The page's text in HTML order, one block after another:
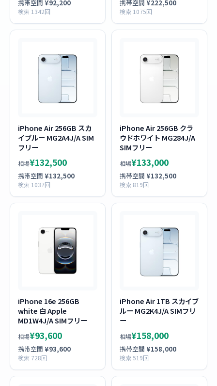
携帯空間 ¥92,200
検索 1342回
携帯空間 ¥222,500
検索 1075回
iPhone Air 256GB スカ
イブルー MG2A4J/A SIM
フリー
相場¥132,500
携帯空間 ¥132,500
検索 1037回
iPhone Air 256GB クラ
ウドホワイト MG284J/A
SIMフリー
相場¥133,000
携帯空間 ¥132,500
検索 819回
iPhone 16e 256GB
white 白 Apple
MD1W4J/A SIMフリー
相場¥93,600
携帯空間 ¥93,600
検索 728回
iPhone Air 1TB スカイブ
ルー MG2K4J/A SIMフリ
ー
相場¥158,000
携帯空間 ¥158,000
検索 519回